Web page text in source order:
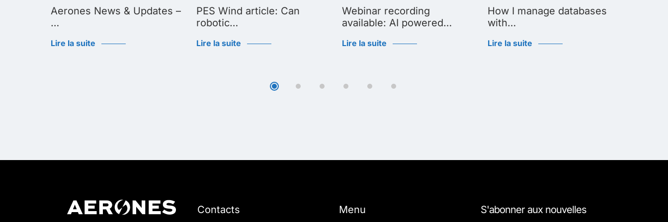
Aerones News & Updates –
…
Lire la suite
PES Wind article: Can
robotic…
Lire la suite
Webinar recording
available: AI powered…
Lire la suite
How I manage databases
with…
Lire la suite
Contacts Menu S'abonner aux nouvelles